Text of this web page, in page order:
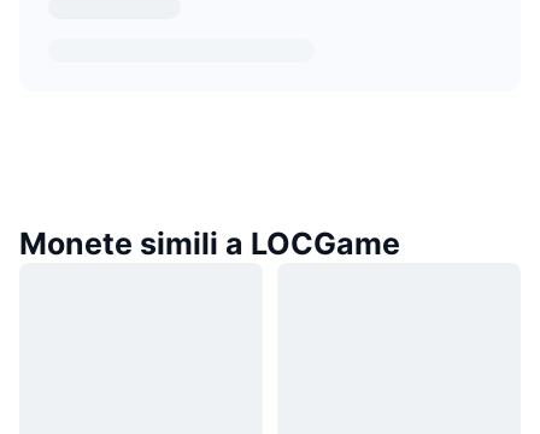
Monete simili a LOCGame